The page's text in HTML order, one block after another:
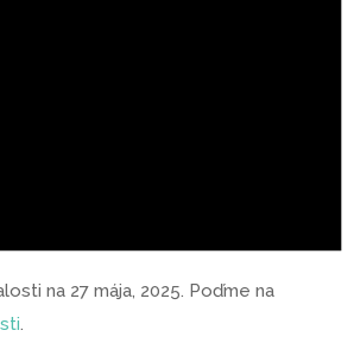
na 27 mája, 2025. Poďme na
.